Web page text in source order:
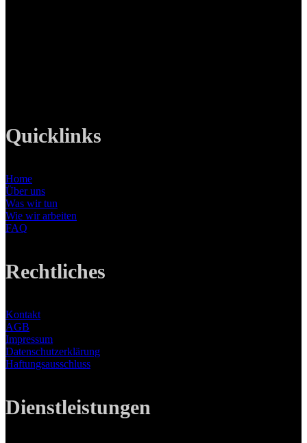
Quicklinks
Home
Über uns
Was wir tun
Wie wir arbeiten
FAQ
Rechtliches
Kontakt
AGB
Impressum
Datenschutzerklärung
Haftungsausschluss
Dienstleistungen